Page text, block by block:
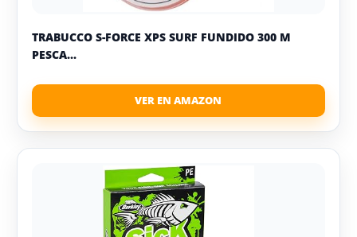
TRABUCCO S-FORCE XPS SURF FUNDIDO 300 M
PESCA...